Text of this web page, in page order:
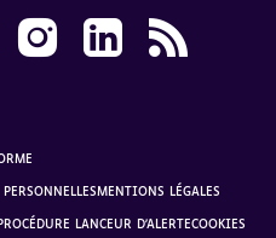
AVH dans une
Facebook AVH dans
suivre sur X AVH dans une
Nous suivre sur Instagram
Nous suivre sur
Flux RSS
MENTIONS LÉGALES
PROCÉDURE LANCEUR D'ALERTECOOKIES